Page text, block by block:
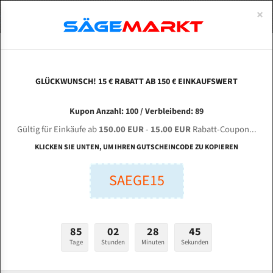
ZHEJIANG CHENLONG SAWING MACHINE GZ
4230 für 4115 mm Bi-Metall Bandsägeblätter
Länge (mm):
Stärken + Zahnteilung:
mm
ABOUTS
ENGLISH
Bi-Metall Meterware
Fleischerei Bandsägeblätter
Bandmesser Glatt Meterware
Konvex Meterware
×
GLÜCKWUNSCH! 15 € RABATT AB 150 € EINKAUFSWERT
Kupon Anzahl: 100 / Verbleibend: 89
Gültig für Einkäufe ab150.00 EUR- 15.00 EURRabatt-Coupon...
KLICKEN SIE UNTEN, UM IHREN GUTSCHEINCODE ZU KOPIEREN
SAEGE15
85
Tage
02
Stunden
28
Minuten
44
Sekunden